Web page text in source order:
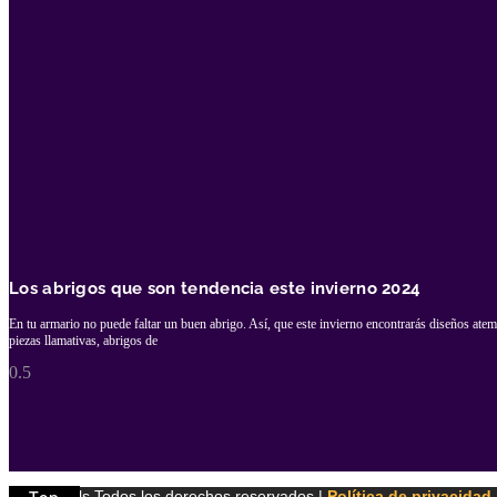
Los abrigos que son tendencia este invierno 2024
En tu armario no puede faltar un buen abrigo. Así, que este invierno encontrarás diseños
piezas llamativas, abrigos de